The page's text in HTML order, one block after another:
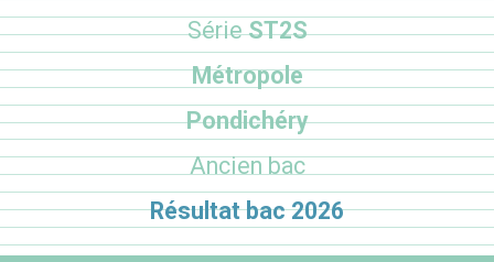
SérieST2S
Métropole
Pondichéry
Ancien bac
Résultat bac 2026